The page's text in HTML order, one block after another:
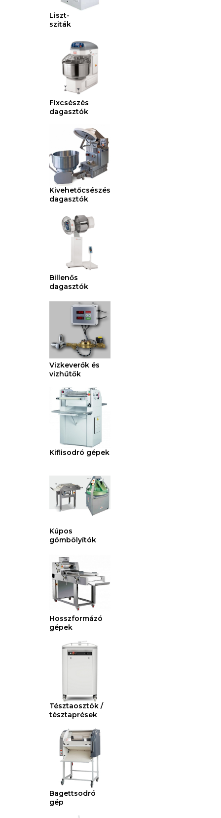
Liszt-
sziták
Fixcsészés
dagasztók
Kivehetőcsészés
dagasztók
Billenős
dagasztók
Vizkeverők és
vizhűtők
Kiflisodró gépek
Kúpos
gömbölyítók
Hosszformázó
gépek
Tésztaosztók /
tésztaprések
Bagettsodró
gép